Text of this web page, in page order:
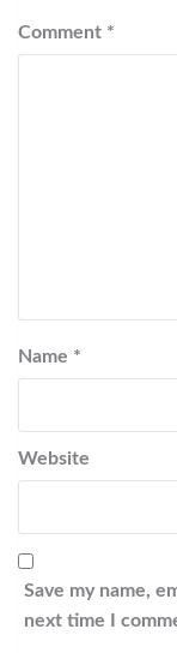
Comment *
Name *
Website
Save my name,
next time I